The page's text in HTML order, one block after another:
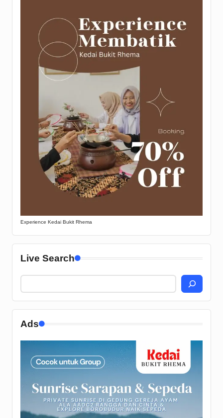
Experience Kedai Bukit Rhema
Live Search
Ads